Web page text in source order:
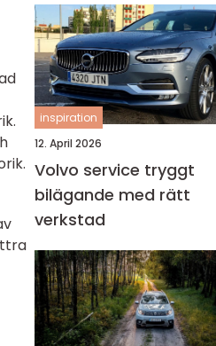
inspiration
12. April 2026
Volvo service tryggt
bilägande med rätt
verkstad